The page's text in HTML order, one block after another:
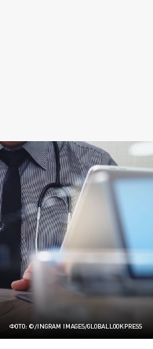
ФОТО: ©/INGRAM IMAGES/GLOBALLOOKPRESS